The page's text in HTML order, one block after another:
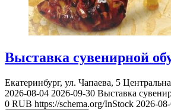
Выставка сувенирной
Екатеринбург, ул. Чапаева, 5
2026-08-04 2026-09-30 Выставка
0 RUB https://schema.org/InStock 2026-